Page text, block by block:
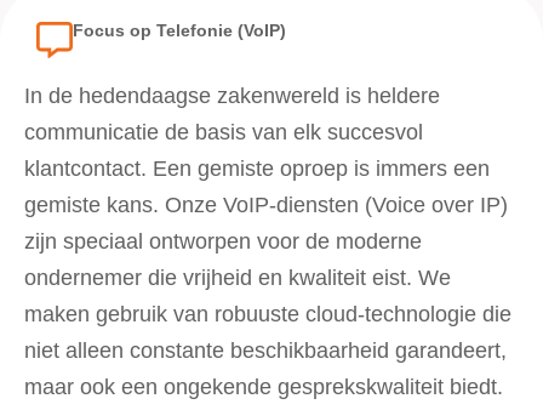
Focus op Telefonie (VoIP)
In de hedendaagse zakenwereld is heldere
communicatie de basis van elk succesvol
klantcontact. Een gemiste oproep is immers een
gemiste kans. Onze VoIP-diensten (Voice over IP)
zijn speciaal ontworpen voor de moderne
ondernemer die vrijheid en kwaliteit eist. We
maken gebruik van robuuste cloud-technologie die
niet alleen constante beschikbaarheid garandeert,
maar ook een ongekende gesprekskwaliteit biedt.